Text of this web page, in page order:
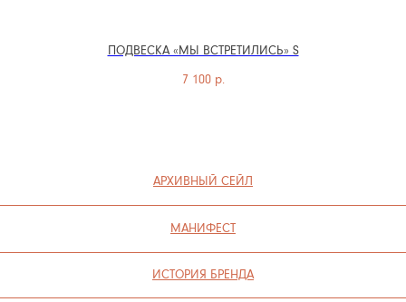
ПОДВЕСКА «МЫ ВСТРЕТИЛИСЬ» S
7 100 р.